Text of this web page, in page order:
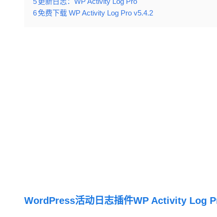
6免费下载 WP Activity Log Pro v5.4.2
WordPress活动日志插件WP Activity Log